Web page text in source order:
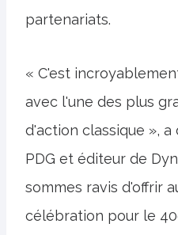
partenariats.
« C'est
avec l'une des plus
d'action classique »,
PDG et éditeur de
sommes ravis d'offrir
célébration pour le